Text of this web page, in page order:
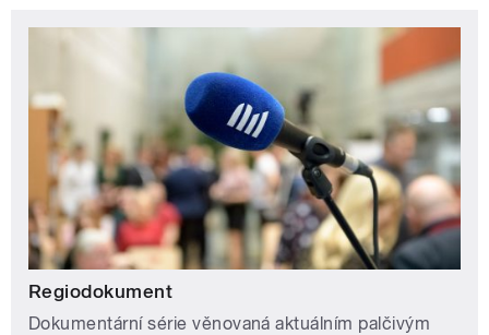
Regiodokument
Dokumentární série věnovaná aktuálním palčivým